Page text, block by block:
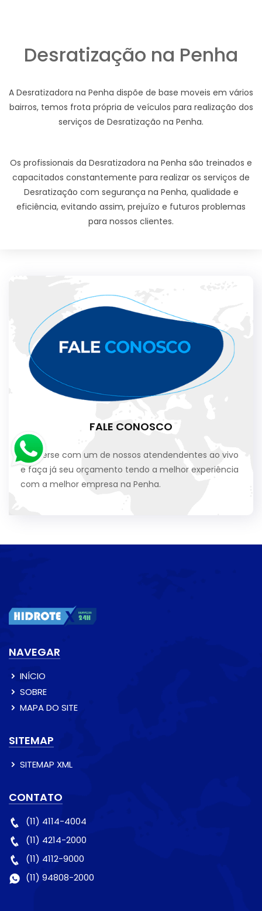
Desratização na Penha
A Desratizadora na Penha dispõe de base moveis em vários
bairros, temos frota própria de veículos para realização dos
serviços de Desratização na Penha.
Os profissionais da Desratizadora na Penha são treinados e
capacitados constantemente para realizar os serviços de
Desratização com segurança na Penha, qualidade e
eficiência, evitando assim, prejuízo e futuros problemas
para nossos clientes.
FALE CONOSCO
Converse com um de nossos atendendentes ao vivo
e faça já seu orçamento tendo a melhor experiência
com a melhor empresa na Penha.
NAVEGAR
INÍCIO
SOBRE
MAPA DO SITE
SITEMAP
SITEMAP XML
CONTATO
(11) 4114-4004
(11) 4214-2000
(11) 4112-9000
(11) 94808-2000